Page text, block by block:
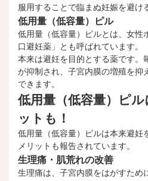
服用することで臨まぬ妊娠を避け
低用量（低容量）ピル
低用量（低容量）ピルとは、女性
口避妊薬」とも呼ばれています。
本来は避妊を目的とする薬です。
が抑制され、子宮内膜の増殖を抑
できます。
低用量（低容量）ピ
ットも！
低用量（低容量）ピルは本来避妊
メリットも報告されています。
生理痛・肌荒れの改善
生理痛は、子宮内膜をはがすため